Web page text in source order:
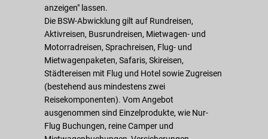
anzeigen" lassen.
Die BSW-Abwicklung gilt auf Rundreisen,
Aktivreisen, Busrundreisen, Mietwagen- und
Motorradreisen, Sprachreisen, Flug- und
Mietwagenpaketen, Safaris, Skireisen,
Städtereisen mit Flug und Hotel sowie Zugreisen
(bestehend aus mindestens zwei
Reisekomponenten). Vom Angebot
ausgenommen sind Einzelprodukte, wie Nur-
Flug Buchungen, reine Camper und